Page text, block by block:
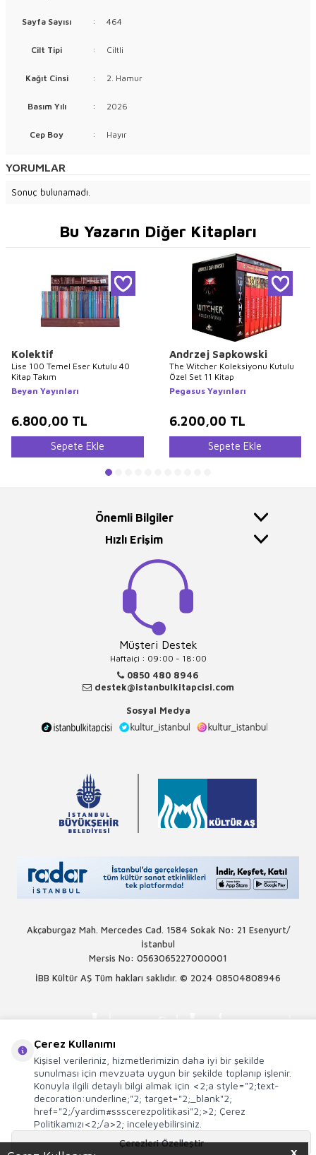
X
Sayfa Sayısı : 464
Cilt Tipi : Ciltli
Kağıt Cinsi : 2. Hamur
Basım Yılı : 2026
Cep Boy : Hayır
YORUMLAR
Sonuç bulunamadı.
Bu Yazarın Diğer Kitapları
Kolektif
Lise 100 Temel Eser Kutulu 40
Kitap Takım
Beyan Yayınları
6.800,00 TL
Sepete Ekle
Andrzej Sapkowski
The Witcher Koleksiyonu Kutulu
Özel Set 11 Kitap
Pegasus Yayınları
6.200,00 TL
Sepete Ekle
Önemli Bilgiler
Hızlı Erişim
Müşteri Destek
Haftaiçi : 09:00 - 18:00
0850 480 8946
destek@istanbulkitapcisi.com
Sosyal Medya
Akçaburgaz Mah. Mercedes Cad. 1584 Sokak No: 21 Esenyurt/
İstanbul
Mersis No: 0563065227000001
İBB Kültür AŞ Tüm hakları saklıdır. © 2024 08504808946
Çerez Kullanımı
Kişisel verileriniz, hizmetlerimizin daha iyi bir şekilde
sunulması için mevzuata uygun bir şekilde toplanıp işlenir.
Konuyla ilgili detaylı bilgi almak için <2;a style="2;text-
decoration:underline;"2; target="2;_blank"2;
href="2;/yardim#ssscerezpolitikasi"2;>2; Çerez
Politikamızı<2;/a>2; inceleyebilirsiniz.
Çerezleri Özelleştir